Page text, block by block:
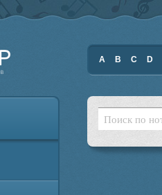
A B C D